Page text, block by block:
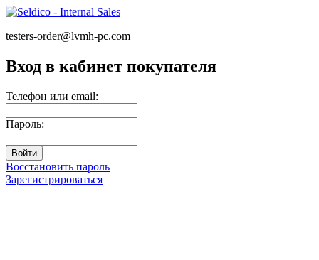
testers-order@lvmh-pc.com
Вход в кабинет покупателя
Телефон или email:
Пароль:
Восстановить пароль
Зарегистрироваться